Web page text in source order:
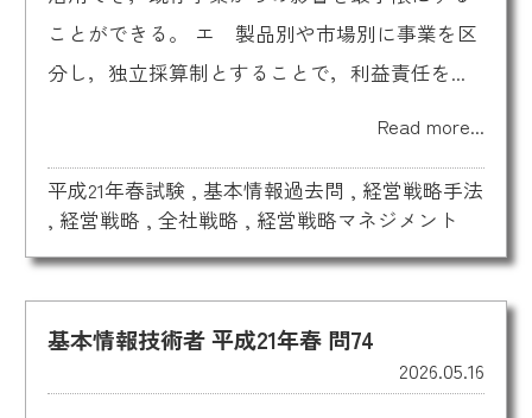
ことができる。 エ 製品別や市場別に事業を区
分し，独立採算制とすることで，利益責任を...
Read more...
平成21年春試験 , 基本情報過去問 , 経営戦略手法
, 経営戦略 , 全社戦略 , 経営戦略マネジメント
基本情報技術者 平成21年春 問74
2026.05.16